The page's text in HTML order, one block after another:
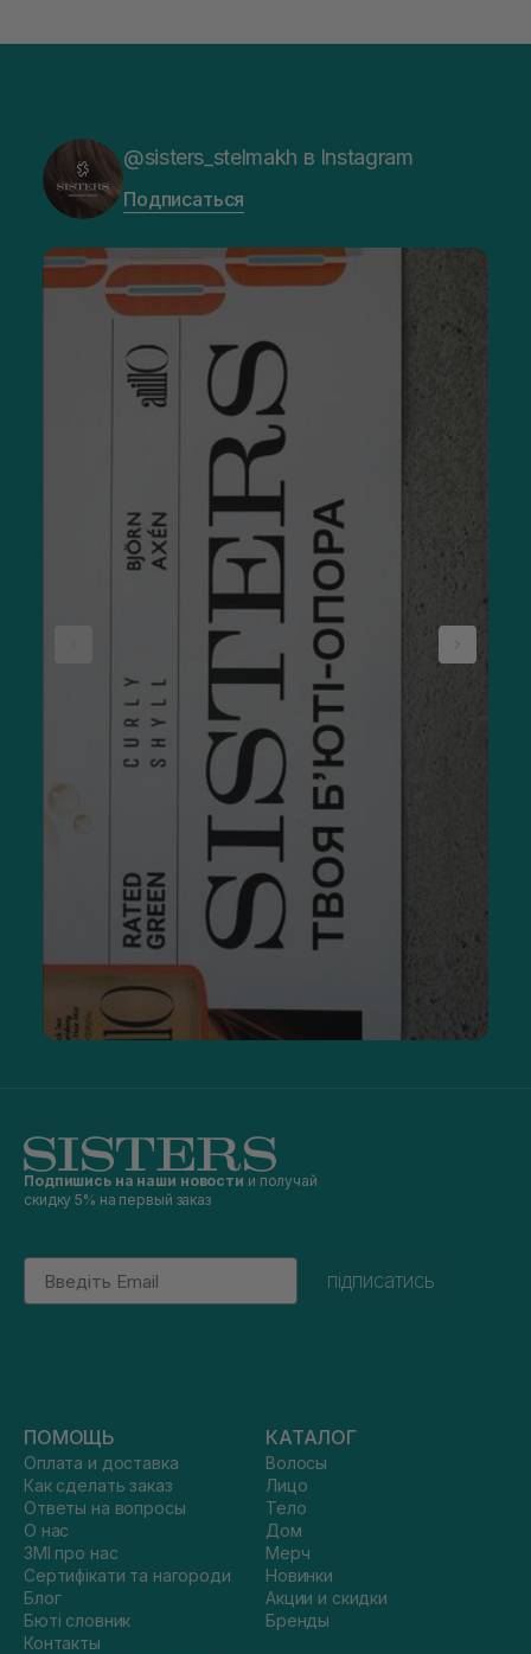
@sisters_stelmakh в Instagram
Подписаться
Подпишись на наши новости и получай
скидку 5% на первый заказ
Email
підписатись
ПОМОЩЬ
Оплата и доставка
Как сделать заказ
Ответы на вопросы
О нас
ЗМІ про нас
Сертифікати та нагороди
Блог
Бюті словник
Контакты
КАТАЛОГ
Волосы
Лицо
Тело
Дом
Мерч
Новинки
Акции и скидки
Бренды